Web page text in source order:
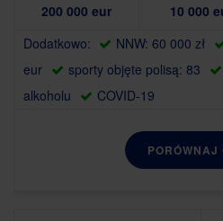
200 000 eur
10 000
Dodatkowo:
NNW: 60 000 zł
eur
sporty objęte polisą: 83
alkoholu
COVID-19
PORÓWNAJ